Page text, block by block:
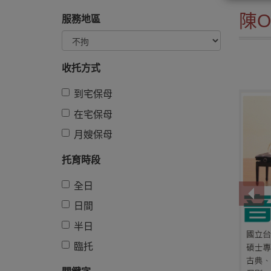
服務地區
收托方式
到宅保母
在宅保母
月嫂保母
托育時段
全日
日間
半日
臨托
陳